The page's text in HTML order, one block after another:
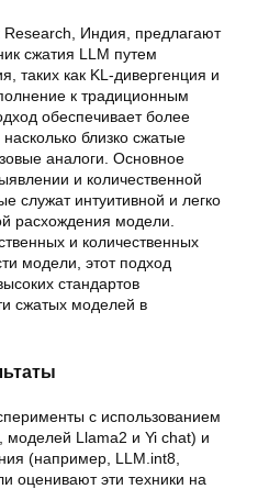
Research, Индия, предлагают
сжатия LLM путем
таких как KL-дивергенция и
к традиционным
обеспечивает более
близко сжатые
аналоги. Основное
и количественной
служат интуитивной и легко
расхождения модели.
и количественных
модели, этот подход
стандартов
сжатых моделей в
с использованием
моделей Llama2 и Yi chat) и
(например, LLM.int8,
оценивают эти техники на